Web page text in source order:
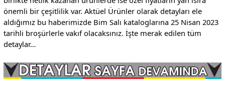
önemli bir çeşitlilik var. Aktüel Ürünler olarak detayları ele
aldığımız bu haberimizde Bim Salı kataloglarına 25 Nisan 2023
tarihli broşürlerle vakıf olacaksınız. İşte merak edilen tüm
detaylar…